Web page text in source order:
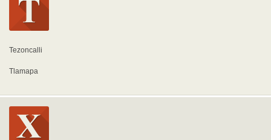
Tezoncalli
Tlamapa